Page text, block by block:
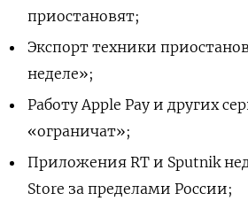
приостановят;
Экспорт техники
неделе»;
Работу Apple Pay и других
«ограничат»;
Приложения RT и Sputnik
Store за пределами России;